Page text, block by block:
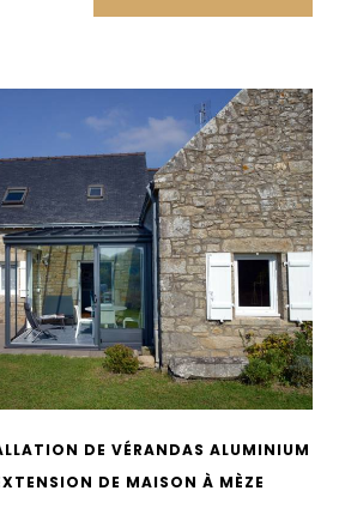
DE VÉRANDAS ALUMINIUM
DE MAISON À MÈZE